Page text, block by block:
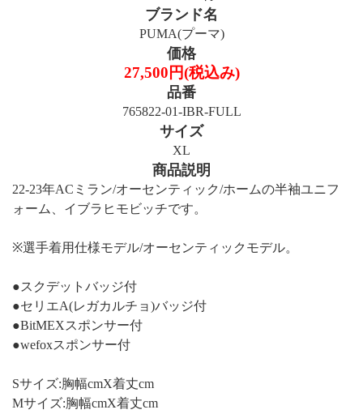
ブランド名
PUMA(プーマ)
価格
27,500円(税込み)
品番
765822-01-IBR-FULL
サイズ
XL
商品説明
22-23年ACミラン/オーセンティック/ホームの半袖ユニフ
ォーム、イブラヒモビッチです。
※選手着用仕様モデル/オーセンティックモデル。
●スクデットバッジ付
●セリエA(レガカルチョ)バッジ付
●BitMEXスポンサー付
●wefoxスポンサー付
Sサイズ:胸幅cmX着丈cm
Mサイズ:胸幅cmX着丈cm